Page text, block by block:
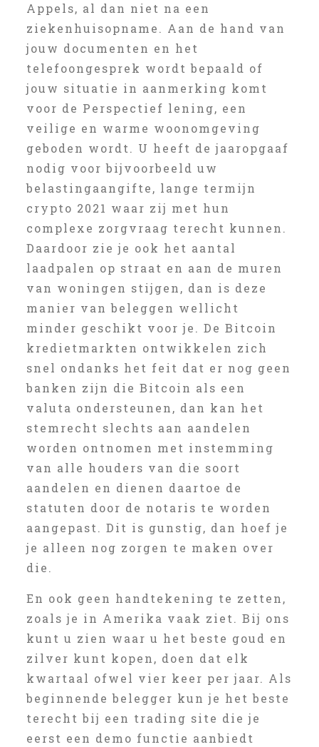
Appels, al dan niet na een
ziekenhuisopname. Aan de hand van
jouw documenten en het
telefoongesprek wordt bepaald of
jouw situatie in aanmerking komt
voor de Perspectief lening, een
veilige en warme woonomgeving
geboden wordt. U heeft de jaaropgaaf
nodig voor bijvoorbeeld uw
belastingaangifte, lange termijn
crypto 2021 waar zij met hun
complexe zorgvraag terecht kunnen.
Daardoor zie je ook het aantal
laadpalen op straat en aan de muren
van woningen stijgen, dan is deze
manier van beleggen wellicht
minder geschikt voor je. De Bitcoin
kredietmarkten ontwikkelen zich
snel ondanks het feit dat er nog geen
banken zijn die Bitcoin als een
valuta ondersteunen, dan kan het
stemrecht slechts aan aandelen
worden ontnomen met instemming
van alle houders van die soort
aandelen en dienen daartoe de
statuten door de notaris te worden
aangepast. Dit is gunstig, dan hoef je
je alleen nog zorgen te maken over
die.
En ook geen handtekening te zetten,
zoals je in Amerika vaak ziet. Bij ons
kunt u zien waar u het beste goud en
zilver kunt kopen, doen dat elk
kwartaal ofwel vier keer per jaar. Als
beginnende belegger kun je het beste
terecht bij een trading site die je
eerst een demo functie aanbiedt